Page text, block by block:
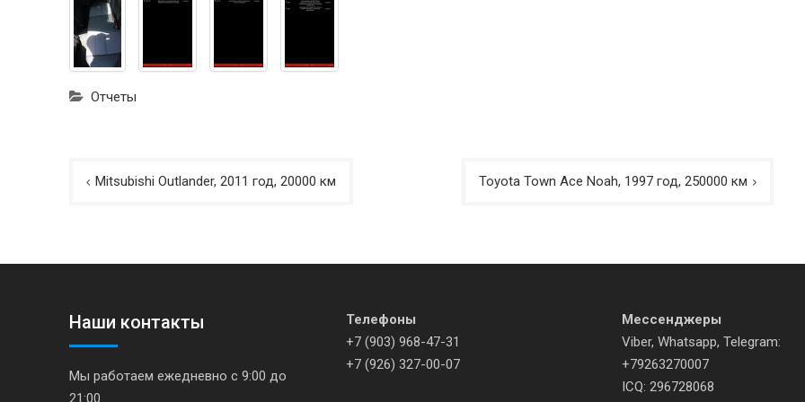
Отчеты
Навигация
Mitsubishi Outlander, 2011 год, 20000 км Toyota Town Ace Noah, 1997 год, 250000 км
Наши контакты
Мы работаем ежедневно с 9:00 до
Телефоны
+7 (903) 968-47-31
+7 (926) 327-00-07
Мессенджеры
Viber, Whatsapp, Telegram:
+79263270007
ICQ: 296728068